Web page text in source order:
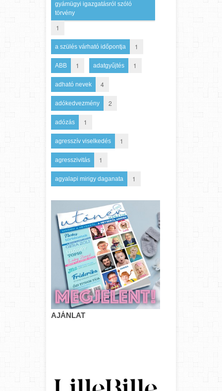
gyámügyi igazgatásról szóló
törvény
1
a szülés várható időpontja 1
ABB 1 adatgyűjtés 1
adható nevek 4
adókedvezmény 2
adózás 1
agresszív viselkedés 1
agresszivitás 1
agyalapi mirigy daganata 1
AJÁNLAT